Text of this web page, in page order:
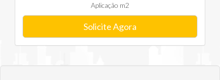
Aplicação m2
Solicite Agora